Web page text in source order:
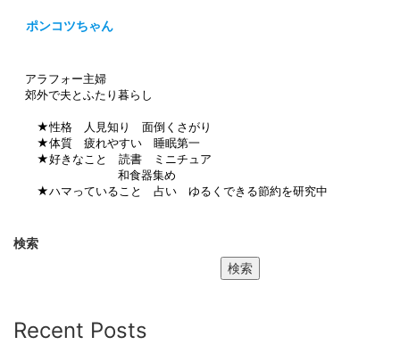
ポンコツちゃん
アラフォー主婦
郊外で夫とふたり暮らし
★性格 人見知り 面倒くさがり
★体質 疲れやすい 睡眠第一
★好きなこと 読書 ミニチュア
和食器集め
★ハマっていること 占い ゆるくできる節約を研究中
検索
検索
Recent Posts